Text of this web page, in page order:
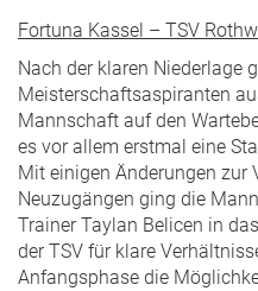
Fortuna Kassel – TSV
Nach der klaren Niederlage
Meisterschaftsaspiranten
Mannschaft auf den
es vor allem erstmal eine
Mit einigen Änderungen zur
Neuzugängen ging die
Trainer Taylan Belicen in
der TSV für klare
Anfangsphase die